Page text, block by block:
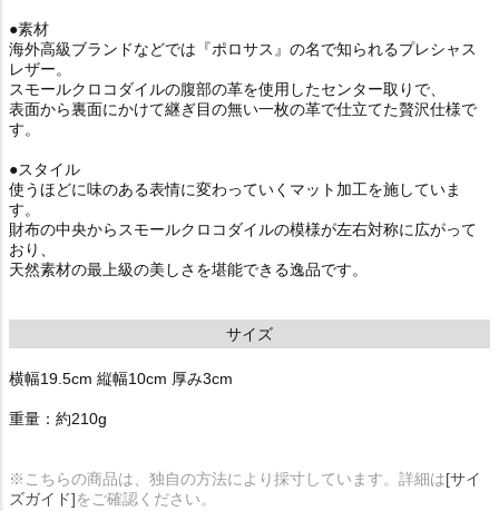
●素材
海外高級ブランドなどでは『ポロサス』の名で知られるプレシャス
レザー。
スモールクロコダイルの腹部の革を使用したセンター取りで、
表面から裏面にかけて継ぎ目の無い一枚の革で仕立てた贅沢仕様で
す。
●スタイル
使うほどに味のある表情に変わっていくマット加工を施していま
す。
財布の中央からスモールクロコダイルの模様が左右対称に広がって
おり、
天然素材の最上級の美しさを堪能できる逸品です。
サイズ
横幅19.5cm 縦幅10cm 厚み3cm
重量：約210g
※こちらの商品は、独自の方法により採寸しています。詳細は[サイ
ズガイド]をご確認ください。